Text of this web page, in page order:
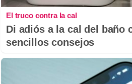
El truco contra la cal
Di adiós a la cal del baño
sencillos consejos